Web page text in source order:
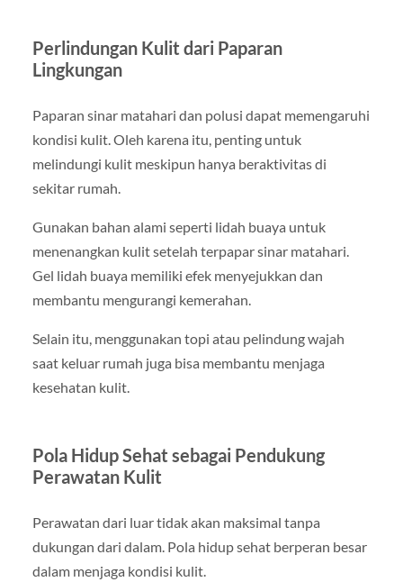
Perlindungan Kulit dari Paparan
Lingkungan
Paparan sinar matahari dan polusi dapat memengaruhi
kondisi kulit. Oleh karena itu, penting untuk
melindungi kulit meskipun hanya beraktivitas di
sekitar rumah.
Gunakan bahan alami seperti lidah buaya untuk
menenangkan kulit setelah terpapar sinar matahari.
Gel lidah buaya memiliki efek menyejukkan dan
membantu mengurangi kemerahan.
Selain itu, menggunakan topi atau pelindung wajah
saat keluar rumah juga bisa membantu menjaga
kesehatan kulit.
Pola Hidup Sehat sebagai Pendukung
Perawatan Kulit
Perawatan dari luar tidak akan maksimal tanpa
dukungan dari dalam. Pola hidup sehat berperan besar
dalam menjaga kondisi kulit.